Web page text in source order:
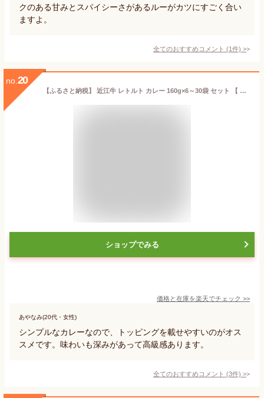
クのある甘みとスパイシーさがあるルーがカツにすごく合い
ますよ。
全てのおすすめコメント (1件) >
no. 20
【ふるさと納税】 近江牛 レトルト カレー 160g×6～30袋 セット 【 黒毛和牛 牛肉 960g ～ 4800g 肉 ギフト 自宅用 黒毛和牛 国産 近江 三大和牛 和牛 贈り物 内祝い 神戸牛 松阪牛 に並ぶ 日本三大和牛 滋賀県 竜王町 澤井牧場 送料無料 5000円以下 お買い物マラソン 】
ショップでみる
価格と在庫を楽天でチェック >>
あやなみ(20代・女性)
シンプルなカレーなので、トッピングを載せやすいのがオス
スメです。味わいも深みがあって高級感あります。
全てのおすすめコメント (3件) >